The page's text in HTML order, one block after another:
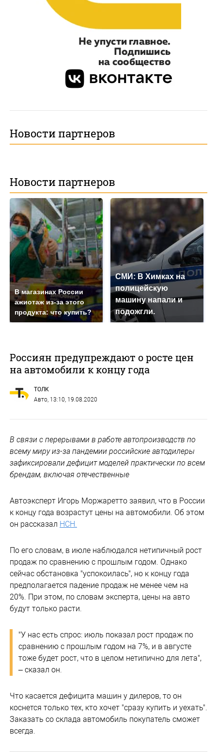
Новости партнеров
Новости партнеров
В магазинах России
ажиотаж из-за этого
продукта: что купить?
СМИ: В Химках на
полицейскую
машину напали и
подожгли.
Россиян предупреждают о росте цен
на автомобили к концу года
ТОЛК
Авто, 13:10, 19.08.2020
В связи с перерывами в работе автопроизводств по
всему миру из-за пандемии российские автодилеры
зафиксировали дефицит моделей практически по всем
брендам, включая отечественные
Автоэксперт Игорь Моржаретто заявил, что в России
к концу года возрастут цены на автомобили. Об этом
он рассказал НСН.
По его словам, в июле наблюдался нетипичный рост
продаж по сравнению с прошлым годом. Однако
сейчас обстановка "успокоилась", но к концу года
предполагается падение продаж не менее чем на
20%. При этом, по словам эксперта, цены на авто
будут только расти.
"У нас есть спрос: июль показал рост продаж по
сравнению с прошлым годом на 7%, и в августе
тоже будет рост, что в целом нетипично для лета",
– сказал он.
Что касается дефицита машин у дилеров, то он
коснется только тех, кто хочет "сразу купить и уехать".
Заказать со склада автомобиль покупатель сможет
всегда.